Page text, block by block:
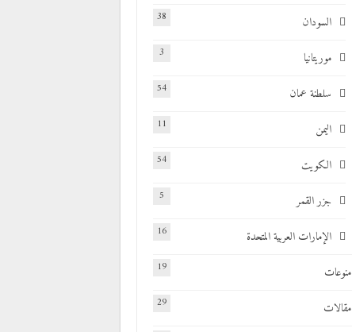
السودان 38
موريتانيا 3
سلطنة عمان 54
اليمن 11
الكويت 54
جزر القمر 5
الإمارات العربية المتحدة 16
منوعات 19
مقالات 29